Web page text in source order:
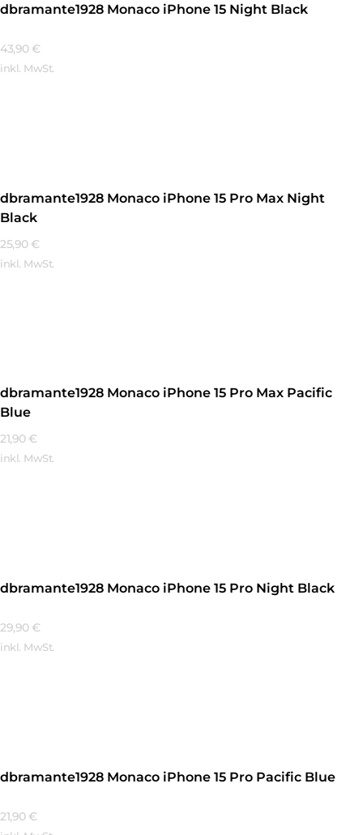
dbramante1928 Monaco iPhone 15 Night Black
43,90 €
inkl. MwSt.
dbramante1928 Monaco iPhone 15 Pro Max Night
Black
25,90 €
inkl. MwSt.
dbramante1928 Monaco iPhone 15 Pro Max Pacific
Blue
21,90 €
inkl. MwSt.
dbramante1928 Monaco iPhone 15 Pro Night Black
29,90 €
inkl. MwSt.
dbramante1928 Monaco iPhone 15 Pro Pacific Blue
21,90 €